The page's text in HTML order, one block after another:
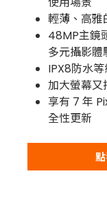
輕薄、高雅
48MP主鏡
多元攝影體
IPX8防水
加大螢幕
享有 7 年
全性更新